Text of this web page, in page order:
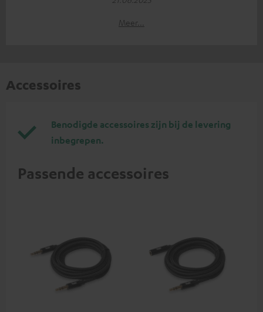
Meer...
Accessoires
Benodigde accessoires zijn bij de levering
inbegrepen.
Passende accessoires